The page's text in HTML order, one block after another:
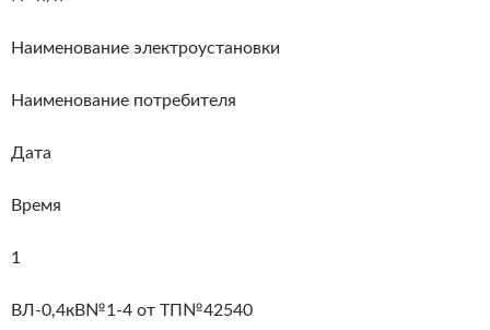
Наименование электроустановки
Наименование потребителя
Дата
Время
1
ВЛ-0,4кВ№1-4 от ТП№42540